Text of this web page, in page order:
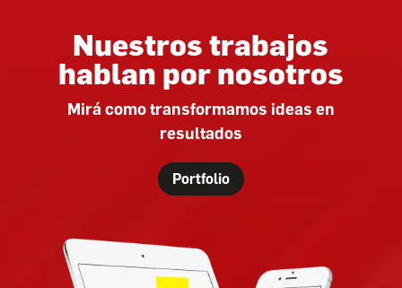
Nuestros trabajos
hablan por nosotros
Mirá como transformamos ideas en
resultados
Portfolio